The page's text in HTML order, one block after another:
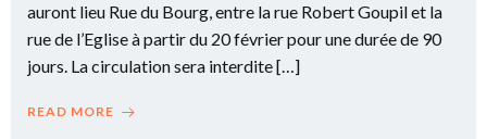
auront lieu Rue du Bourg, entre la rue Robert Goupil et la
rue de l’Eglise à partir du 20 février pour une durée de 90
jours. La circulation sera interdite […]
READ MORE